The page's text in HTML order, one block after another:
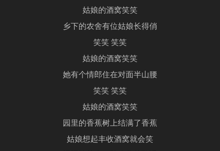
姑娘的酒窝笑笑
乡下的农舍有位姑娘长得俏
笑笑 笑笑
姑娘的酒窝笑笑
她有个情郎住在对面半山腰
笑笑 笑笑
姑娘的酒窝笑笑
园里的香蕉树上结满了香蕉
姑娘想起丰收酒窝就会笑